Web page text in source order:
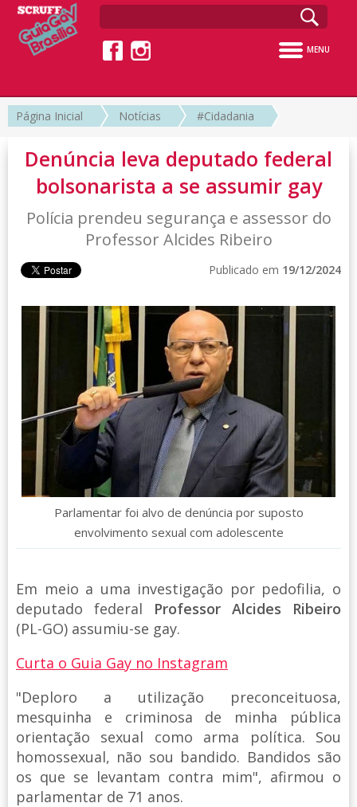
MENU
Página Inicial Notícias #Cidadania
Denúncia leva deputado federal
bolsonarista a se assumir gay
Polícia prendeu segurança e assessor do
Professor Alcides Ribeiro
Publicado em 19/12/2024
Parlamentar foi alvo de denúncia por suposto
envolvimento sexual com adolescente
Em meio a uma investigação por pedofilia, o
deputado federal Professor Alcides Ribeiro
(PL-GO) assumiu-se gay.
Curta o Guia Gay no Instagram
"Deploro a utilização preconceituosa,
mesquinha e criminosa de minha pública
orientação sexual como arma política. Sou
homossexual, não sou bandido. Bandidos são
os que se levantam contra mim", afirmou o
parlamentar de 71 anos.